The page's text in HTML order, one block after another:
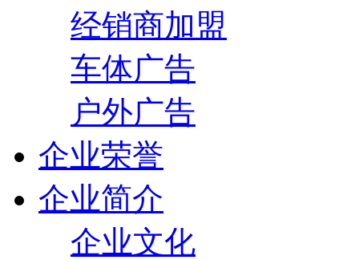
经销商加盟
车体广告
户外广告
企业荣誉
企业简介
企业文化